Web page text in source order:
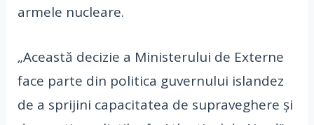
armele nucleare.
„Această decizie a Ministerului de Externe
face parte din politica guvernului islandez
de a sprijini capacitatea de supraveghere şi